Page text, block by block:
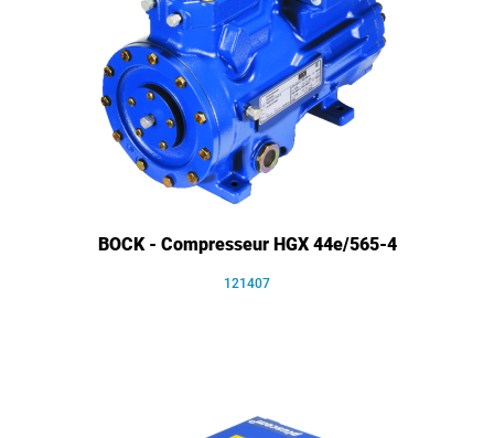
BOCK - Compresseur HGX 44e/565-4
121407